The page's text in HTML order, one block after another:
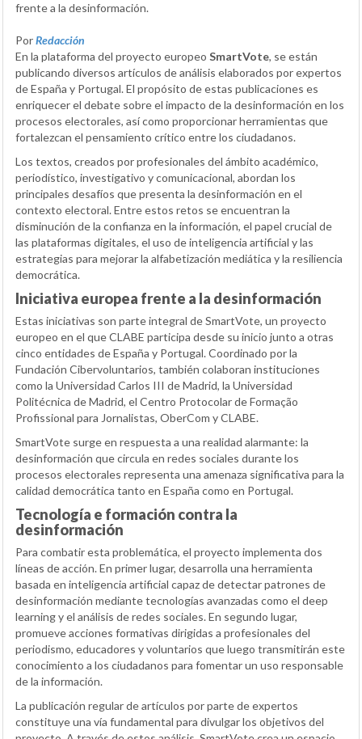
frente a la desinformación.
PorRedacción
En la plataforma del proyecto europeo SmartVote, se están
publicando diversos artículos de análisis elaborados por expertos
de España y Portugal. El propósito de estas publicaciones es
enriquecer el debate sobre el impacto de la desinformación en los
procesos electorales, así como proporcionar herramientas que
fortalezcan el pensamiento crítico entre los ciudadanos.
Los textos, creados por profesionales del ámbito académico,
periodístico, investigativo y comunicacional, abordan los
principales desafíos que presenta la desinformación en el
contexto electoral. Entre estos retos se encuentran la
disminución de la confianza en la información, el papel crucial de
las plataformas digitales, el uso de inteligencia artificial y las
estrategias para mejorar la alfabetización mediática y la resiliencia
democrática.
Iniciativa europea frente a la desinformación
Estas iniciativas son parte integral de SmartVote, un proyecto
europeo en el que CLABE participa desde su inicio junto a otras
cinco entidades de España y Portugal. Coordinado por la
Fundación Cibervoluntarios, también colaboran instituciones
como la Universidad Carlos III de Madrid, la Universidad
Politécnica de Madrid, el Centro Protocolar de Formação
Profissional para Jornalistas, OberCom y CLABE.
SmartVote surge en respuesta a una realidad alarmante: la
desinformación que circula en redes sociales durante los
procesos electorales representa una amenaza significativa para la
calidad democrática tanto en España como en Portugal.
Tecnología e formación contra la
desinformación
Para combatir esta problemática, el proyecto implementa dos
líneas de acción. En primer lugar, desarrolla una herramienta
basada en inteligencia artificial capaz de detectar patrones de
desinformación mediante tecnologías avanzadas como el deep
learning y el análisis de redes sociales. En segundo lugar,
promueve acciones formativas dirigidas a profesionales del
periodismo, educadores y voluntarios que luego transmitirán este
conocimiento a los ciudadanos para fomentar un uso responsable
de la información.
La publicación regular de artículos por parte de expertos
constituye una vía fundamental para divulgar los objetivos del